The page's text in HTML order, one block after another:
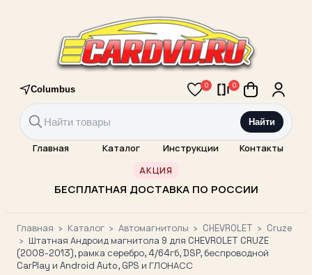
Columbus 0 0
Найти
Главная Каталог Инструкции Контакты
АКЦИЯ
БЕСПЛАТНАЯ ДОСТАВКА ПО РОССИИ
Главная › Каталог › Автомагнитолы › CHEVROLET › Cruze
› Штатная Андроид магнитола 9 для CHEVROLET CRUZE
(2008-2013), рамка серебро, 4/64гб, DSP, беспроводной
CarPlay и Android Auto, GPS и ГЛОНАСС